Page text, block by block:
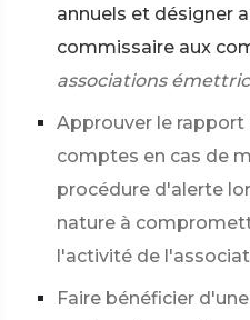
annuels et désigner
commissaire aux
associations
Approuver le
comptes en cas de
procédure d'alerte
nature à
l'activité de
Faire bénéficier